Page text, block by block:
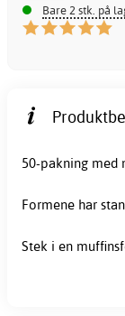
Bare 2 stk. på
50-pakning med
Formene har
Stek i en